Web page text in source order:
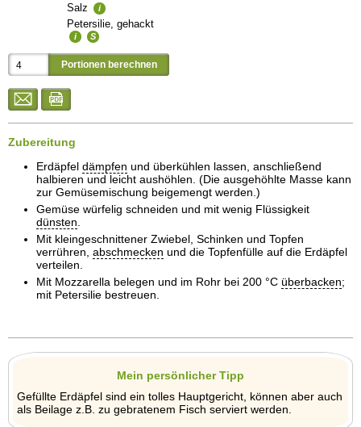
Salz
i
Petersilie, gehackt
i S
Zubereitung
Erdäpfel dämpfen und überkühlen lassen, anschließend
halbieren und leicht aushöhlen. (Die ausgehöhlte Masse kann
zur Gemüsemischung beigemengt werden.)
Gemüse würfelig schneiden und mit wenig Flüssigkeit
dünsten.
Mit kleingeschnittener Zwiebel, Schinken und Topfen
verrühren, abschmecken und die Topfenfülle auf die Erdäpfel
verteilen.
Mit Mozzarella belegen und im Rohr bei 200 °C überbacken;
mit Petersilie bestreuen.
Mein persönlicher Tipp
Gefüllte Erdäpfel sind ein tolles Hauptgericht, können aber auch
als Beilage z.B. zu gebratenem Fisch serviert werden.